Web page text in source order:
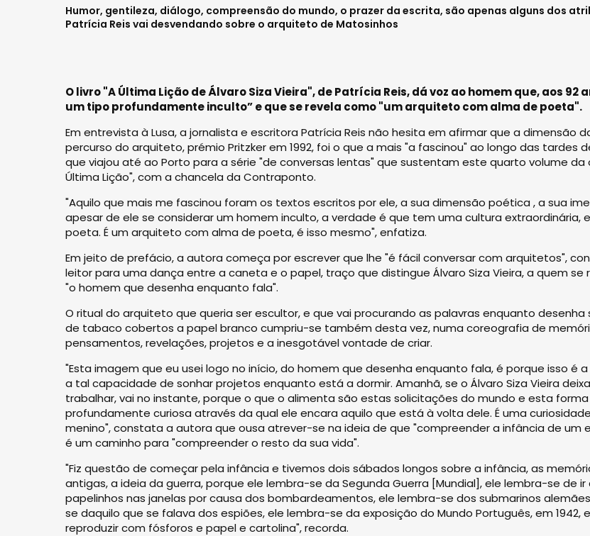
Humor, gentileza, diálogo, compreensão do mundo, o prazer da escrita, são apenas alguns dos
Patrícia Reis vai desvendando sobre o arquiteto de Matosinhos
O livro "A Última Lição de Álvaro Siza Vieira", de Patrícia Reis, dá voz ao homem que, aos 92
um tipo profundamente inculto” e que se revela como "um arquiteto com alma de poeta".
Em entrevista à Lusa, a jornalista e escritora Patrícia Reis não hesita em afirmar que a dimensão
percurso do arquiteto, prémio Pritzker em 1992, foi o que a mais "a fascinou" ao longo das tardes
que viajou até ao Porto para a série "de conversas lentas" que sustentam este quarto volume da
Última Lição", com a chancela da Contraponto.
"Aquilo que mais me fascinou foram os textos escritos por ele, a sua dimensão poética , a sua
apesar de ele se considerar um homem inculto, a verdade é que tem uma cultura extraordinária,
poeta. É um arquiteto com alma de poeta, é isso mesmo", enfatiza.
Em jeito de prefácio, a autora começa por escrever que lhe "é fácil conversar com arquitetos",
leitor para uma dança entre a caneta e o papel, traço que distingue Álvaro Siza Vieira, a quem se
"o homem que desenha enquanto fala".
O ritual do arquiteto que queria ser escultor, e que vai procurando as palavras enquanto desenha
de tabaco cobertos a papel branco cumpriu-se também desta vez, numa coreografia de
pensamentos, revelações, projetos e a inesgotável vontade de criar.
"Esta imagem que eu usei logo no início, do homem que desenha enquanto fala, é porque isso é
a tal capacidade de sonhar projetos enquanto está a dormir. Amanhã, se o Álvaro Siza Vieira
trabalhar, vai no instante, porque o que o alimenta são estas solicitações do mundo e esta forma
profundamente curiosa através da qual ele encara aquilo que está à volta dele. É uma
menino", constata a autora que ousa atrever-se na ideia de que "compreender a infância de um
é um caminho para "compreender o resto da sua vida".
"Fiz questão de começar pela infância e tivemos dois sábados longos sobre a infância, as
antigas, a ideia da guerra, porque ele lembra-se da Segunda Guerra [Mundial], ele lembra-se de ir
papelinhos nas janelas por causa dos bombardeamentos, ele lembra-se dos submarinos
se daquilo que se falava dos espiões, ele lembra-se da exposição do Mundo Português, em 1942,
reproduzir com fósforos e papel e cartolina", recorda.